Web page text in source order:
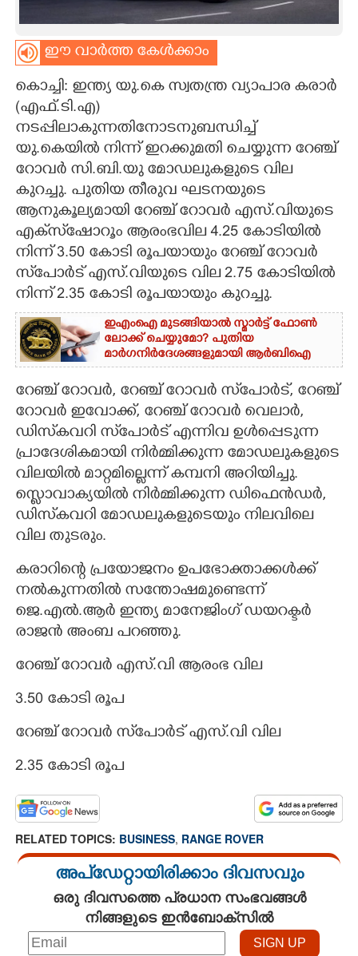
ASTRO
CARTOONS
LITERATURE
ZOOM
CONTACT US
ഈ വാർത്ത കേൾക്കാം
കൊച്ചി: ഇന്ത്യ യു.കെ സ്വതന്ത്ര വ്യാപാര കരാർ
(എഫ്.ടി.എ)
നടപ്പിലാകുന്നതിനോടനുബന്ധിച്ച്
യു.കെയിൽ നിന്ന് ഇറക്കുമതി ചെയ്യുന്ന റേഞ്ച്
റോവർ സി.ബി.യു മോഡലുകളുടെ വില
കുറച്ചു. പുതിയ തീരുവ ഘടനയുടെ
ആനുകൂല്യമായി റേഞ്ച് റോവർ എസ്.വിയുടെ
എക്‌സ്‌ഷോറൂം ആരംഭവില 4.25 കോടിയിൽ
നിന്ന് 3.50 കോടി രൂപയായും റേഞ്ച് റോവർ
സ്‌പോർട് എസ്.വിയുടെ വില 2.75 കോടിയിൽ
നിന്ന് 2.35 കോടി രൂപയായും കുറച്ചു.
ഇഎംഐ മുടങ്ങിയാൽ സ്മാർട്ട് ഫോൺ
ലോക്ക് ചെയ്യുമോ? പുതിയ
മാർഗനിർദേശങ്ങളുമായി ആർബിഐ
റേഞ്ച് റോവർ, റേഞ്ച് റോവർ സ്‌പോർട്, റേഞ്ച്
റോവർ ഇവോക്ക്, റേഞ്ച് റോവർ വെലാർ,
ഡിസ്‌കവറി സ്‌പോർട് എന്നിവ ഉൾപ്പെടുന്ന
പ്രാദേശികമായി നിർമ്മിക്കുന്ന മോഡലുകളുടെ
വിലയിൽ മാറ്റമില്ലെന്ന് കമ്പനി അറിയിച്ചു.
സ്ലൊവാക്യയിൽ നിർമ്മിക്കുന്ന ഡിഫെൻഡർ,
ഡിസ്‌കവറി മോഡലുകളുടെയും നിലവിലെ
വില തുടരും.
കരാറിന്റെ പ്രയോജനം ഉപഭോക്താക്കൾക്ക്
നൽകുന്നതിൽ സന്തോഷമുണ്ടെന്ന്
ജെ.എൽ.ആർ ഇന്ത്യ മാനേജിംഗ് ഡയറക്ടർ
രാജൻ അംബ പറഞ്ഞു.
റേഞ്ച് റോവർ എസ്.വി ആരംഭ വില
3.50 കോടി രൂപ
റേഞ്ച് റോവർ സ്‌പോർട് എസ്.വി വില
2.35 കോടി രൂപ
RELATED TOPICS: BUSINESS, RANGE ROVER
അപ്ഡേറ്റായിരിക്കാം ദിവസവും
ഒരു ദിവസത്തെ പ്രധാന സംഭവങ്ങൾ
നിങ്ങളുടെ ഇൻബോക്സിൽ